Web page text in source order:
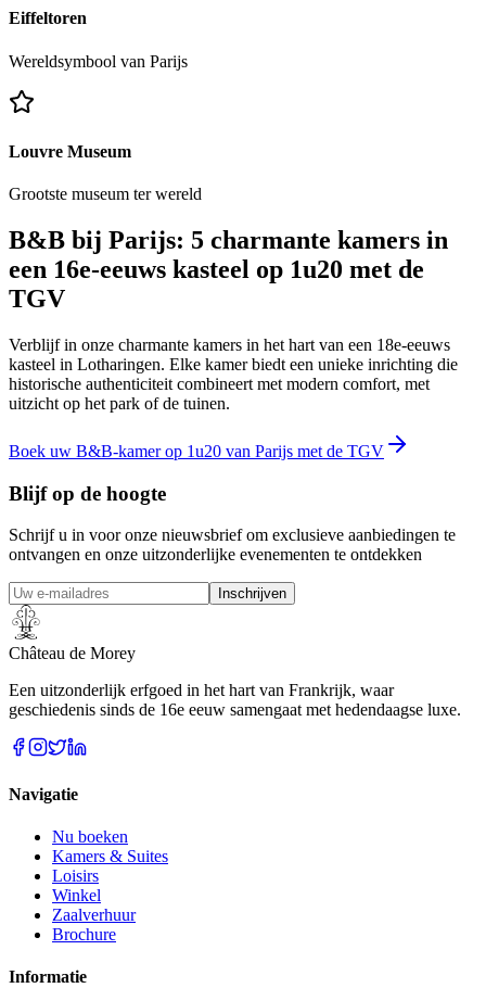
Eiffeltoren
Wereldsymbool van Parijs
Louvre Museum
Grootste museum ter wereld
B&B bij Parijs: 5 charmante kamers in
een 16e-eeuws kasteel op 1u20 met de
TGV
Verblijf in onze charmante kamers in het hart van een 18e-eeuws
kasteel in Lotharingen. Elke kamer biedt een unieke inrichting die
historische authenticiteit combineert met modern comfort, met
uitzicht op het park of de tuinen.
Boek uw B&B-kamer op 1u20 van Parijs met de TGV
Blijf op de hoogte
Schrijf u in voor onze nieuwsbrief om exclusieve aanbiedingen te
ontvangen en onze uitzonderlijke evenementen te ontdekken
Inschrijven
Château de Morey
Een uitzonderlijk erfgoed in het hart van Frankrijk, waar
geschiedenis sinds de 16e eeuw samengaat met hedendaagse luxe.
Navigatie
Nu boeken
Kamers & Suites
Loisirs
Winkel
Zaalverhuur
Brochure
Informatie